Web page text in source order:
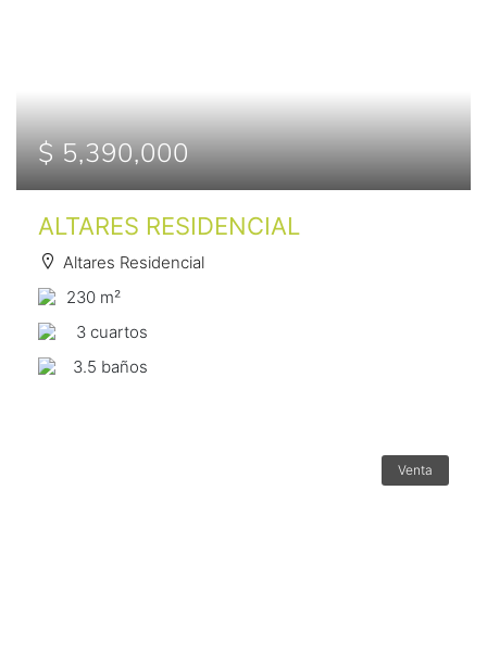
$ 5,390,000
ALTARES RESIDENCIAL
Altares Residencial
230 m²
3 сuartos
3.5 baños
Venta